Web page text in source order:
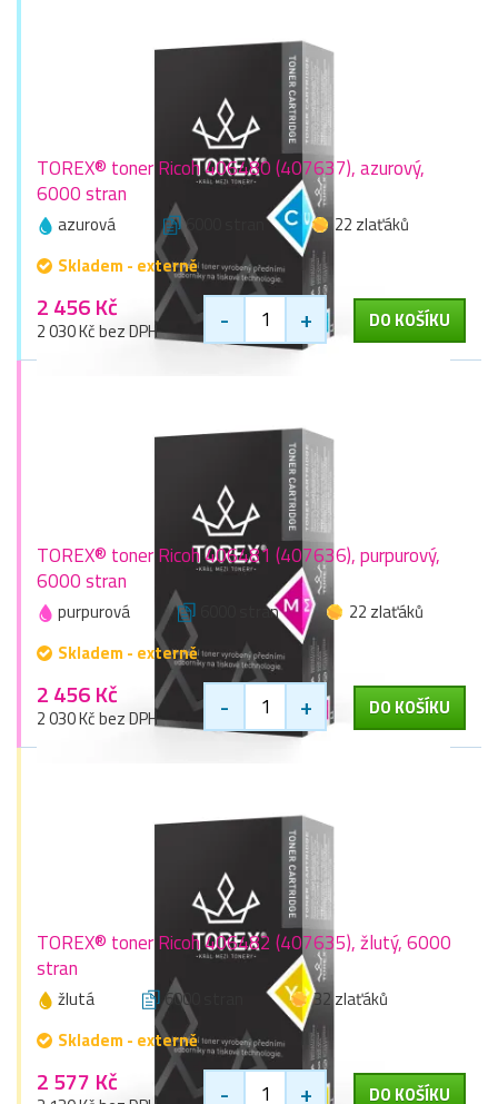
TOREX® toner Ricoh 406480 (407637), azurový,
6000 stran
azurová 6000 stran
22 zlaťáků
Skladem - externě
2 456 Kč
2 030 Kč bez DPH - + DO KOŠÍKU
TOREX® toner Ricoh 406481 (407636), purpurový,
6000 stran
purpurová 6000 stran
22 zlaťáků
Skladem - externě
2 456 Kč
2 030 Kč bez DPH - + DO KOŠÍKU
TOREX® toner Ricoh 406482 (407635), žlutý, 6000
stran
žlutá 6000 stran
32 zlaťáků
Skladem - externě
2 577 Kč - + DO KOŠÍKU